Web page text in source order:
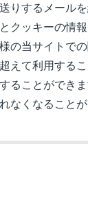
りするメール
クッキーの情
の当サイトで
て利用するこ
ことができ
なくなることが